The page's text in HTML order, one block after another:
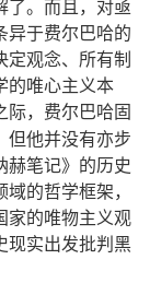
了。 而且 ， 对亟
异于费尔巴哈的
定观念、所有制
的唯心主义本
际， 费尔巴哈固
但他并没有亦步
赫笔记》的历史
域的哲学框架，
家的唯物主义观
现实出发批判黑